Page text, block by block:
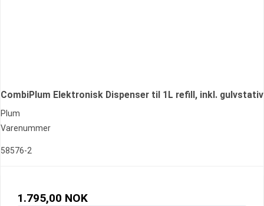
CombiPlum Elektronisk Dispenser til 1L refill, inkl. gulvstativ
Plum
Varenummer
58576-2
1.795,00 NOK